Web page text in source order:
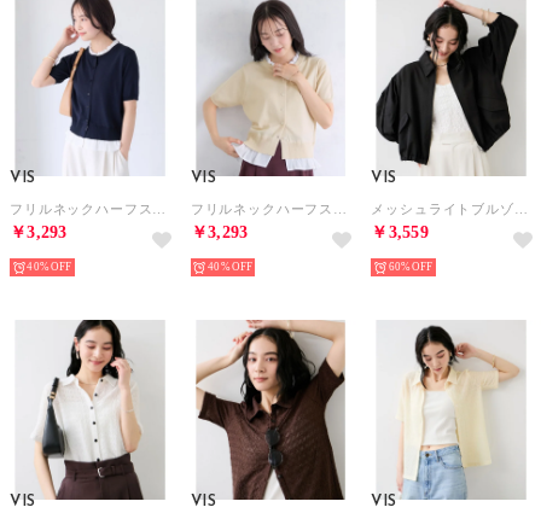
VIS
￥3,293
40%
VIS
￥3,293
40%
VIS
￥3,559
60%
VIS VIS VIS